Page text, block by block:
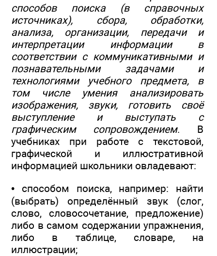
способов поиска (в справочных
источниках), сбора, обработки,
анализа, организации, передачи и
интерпретации информации в
соответствии с коммуникативными и
познавательными задачами и
технологиями учебного предмета, в
том числе умения анализировать
изображения, звуки, готовить своё
выступление и выступать с
графическим сопровождением. В
учебниках при работе с текстовой,
графической и иллюстративной
информацией школьники овладевают:
• способом поиска, например: найти
(выбрать) определённый звук (слог,
слово, словосочетание, предложение)
либо в самом содержании упражнения,
либо в таблице, словаре, на
иллюстрации;